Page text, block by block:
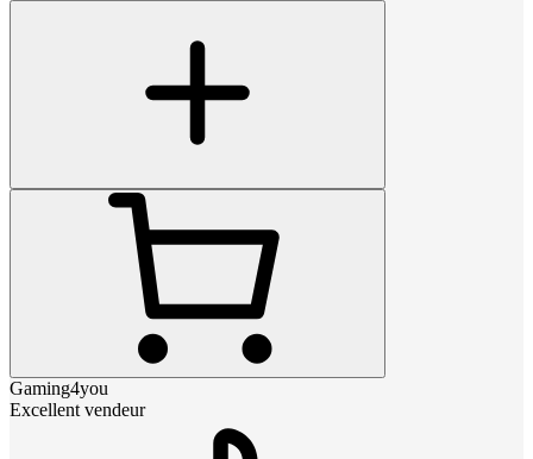
Gaming4you
Excellent vendeur